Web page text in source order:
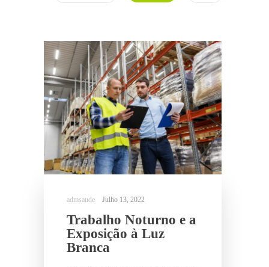
Julho 13, 2022
Trabalho Noturno e a
Exposição à Luz
Branca